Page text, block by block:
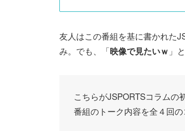
友人はこの番組を基に書かれた
み。でも、「映像で見たいｗ 」と
こちらがJSPORTSコラムの
番組のトーク内容を全４回